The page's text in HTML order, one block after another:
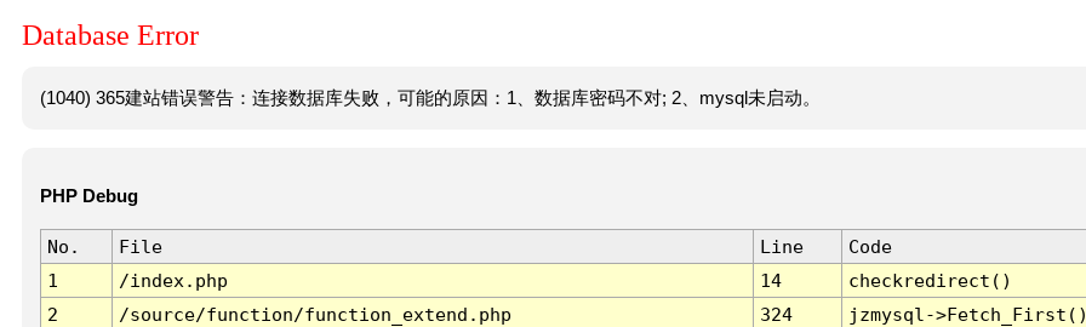
Database Error
(1040) 365建站错误警告：连接数据库失败，可能的原因：1、数据库密码不对; 2、mysql未启动。
PHP Debug
No. File Line
Code
1
/index.php 14
checkredirect()
2
/source/function/function_extend.php 324
jzmysql-